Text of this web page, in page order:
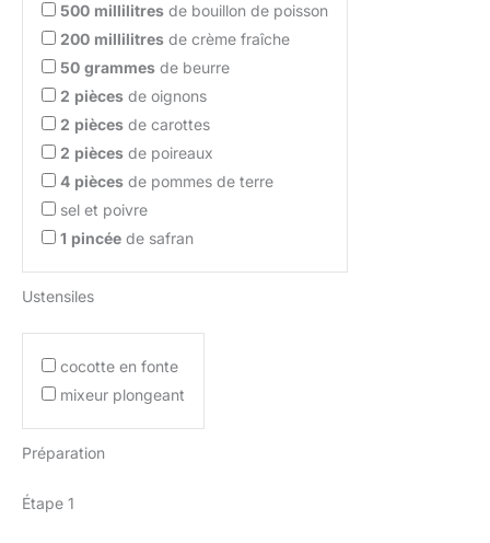
500 millilitres de bouillon de poisson
200 millilitres de crème fraîche
50 grammes de beurre
2 pièces de oignons
2 pièces de carottes
2 pièces de poireaux
4 pièces de pommes de terre
sel et poivre
1 pincée de safran
Ustensiles
cocotte en fonte
mixeur plongeant
Préparation
Étape 1